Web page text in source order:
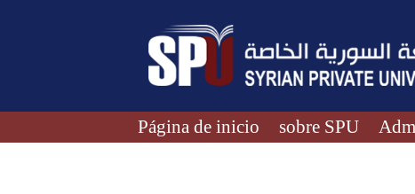
Página de inicio sobre SPU